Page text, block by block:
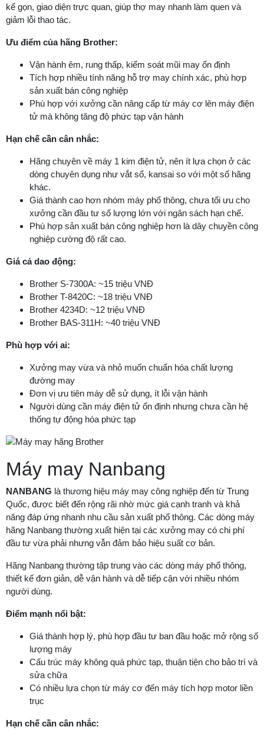
kế gọn, giao diện trực quan, giúp thợ may nhanh làm quen và
giảm lỗi thao tác.
Ưu điểm của hãng Brother:
Vận hành êm, rung thấp, kiểm soát mũi may ổn định
Tích hợp nhiều tính năng hỗ trợ may chính xác, phù hợp
sản xuất bán công nghiệp
Phù hợp với xưởng cần nâng cấp từ máy cơ lên máy điện
tử mà không tăng độ phức tạp vận hành
Hạn chế cần cân nhắc:
Hãng chuyên về máy 1 kim điện tử, nên ít lựa chọn ở các
dòng chuyên dụng như vắt sổ, kansai so với một số hãng
khác.
Giá thành cao hơn nhóm máy phổ thông, chưa tối ưu cho
xưởng cần đầu tư số lượng lớn với ngân sách hạn chế.
Phù hợp sản xuất bán công nghiệp hơn là dây chuyền công
nghiệp cường độ rất cao.
Giá cả dao động:
Brother S-7300A: ~15 triệu VNĐ
Brother T-8420C: ~18 triệu VNĐ
Brother 4234D: ~12 triệu VNĐ
Brother BAS-311H: ~40 triệu VNĐ
Phù hợp với ai:
Xưởng may vừa và nhỏ muốn chuẩn hóa chất lượng
đường may
Đơn vị ưu tiên máy dễ sử dụng, ít lỗi vận hành
Người dùng cần máy điện tử ổn định nhưng chưa cần hệ
thống tự động hóa phức tạp
Máy may Nanbang
NANBANG là thương hiệu máy may công nghiệp đến từ Trung
Quốc, được biết đến rộng rãi nhờ mức giá cạnh tranh và khả
năng đáp ứng nhanh nhu cầu sản xuất phổ thông. Các dòng máy
hãng Nanbang thường xuất hiện tại các xưởng may có chi phí
đầu tư vừa phải nhưng vẫn đảm bảo hiệu suất cơ bản.
Hãng Nanbang thường tập trung vào các dòng máy phổ thông,
thiết kế đơn giản, dễ vận hành và dễ tiếp cận với nhiều nhóm
người dùng.
Điểm mạnh nổi bật:
Giá thành hợp lý, phù hợp đầu tư ban đầu hoặc mở rộng số
lượng máy
Cấu trúc máy không quá phức tạp, thuận tiện cho bảo trì và
sửa chữa
Có nhiều lựa chọn từ máy cơ đến máy tích hợp motor liền
trục
Hạn chế cần cân nhắc: